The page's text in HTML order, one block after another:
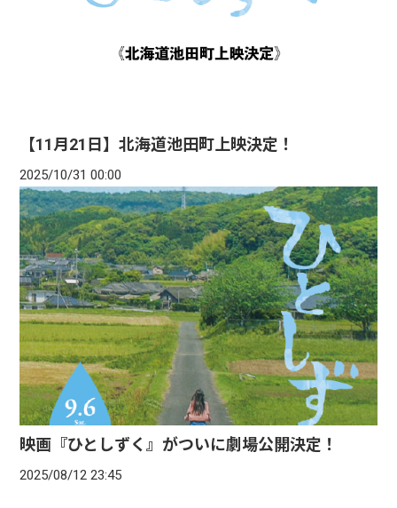
【11月21日】北海道池田町上映決定！
2025/10/31 00:00
映画『ひとしずく』がついに劇場公開決定！
2025/08/12 23:45